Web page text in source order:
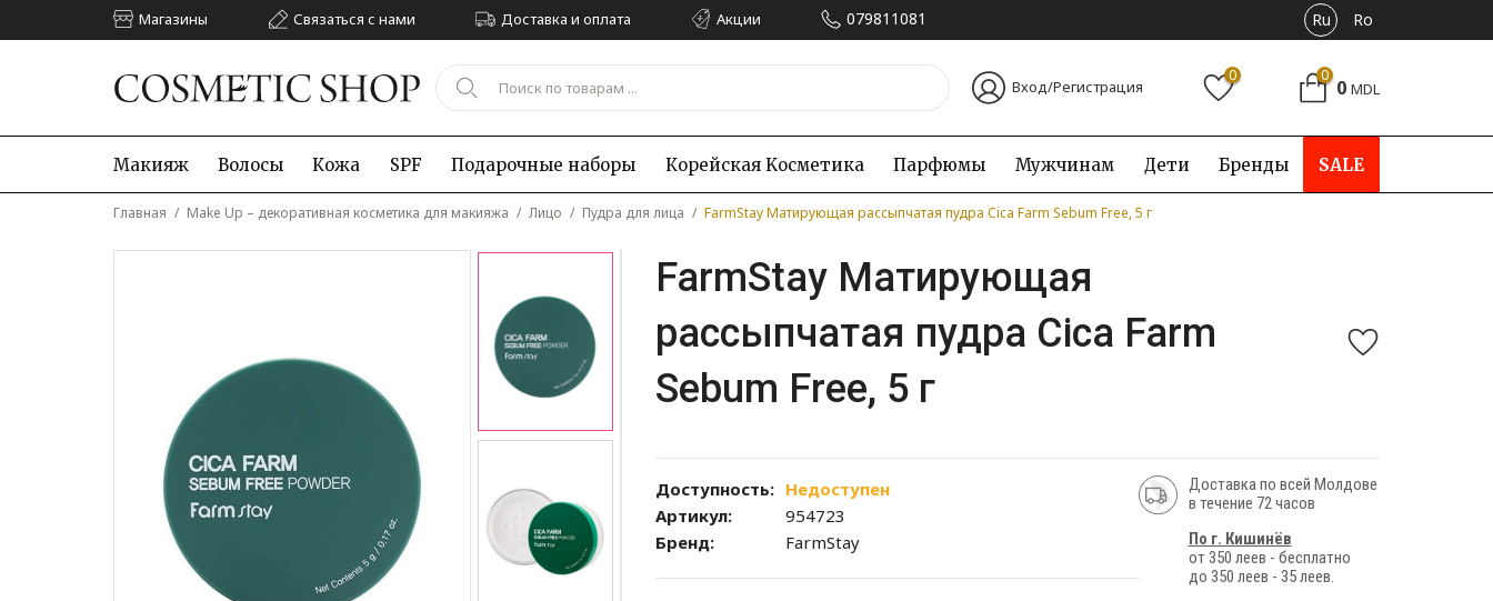
Магазины Связаться с нами Доставка и оплата Акции 079811081 Ru Ro
Вход/Регистрация
0 0 0 MDL
Макияж Волосы Кожа SPF Подарочные наборы Корейская Kосметика Парфюмы Мужчинам Дети Бренды SALE
Главная / Make Up – декоративная косметика для макияжа / Лицо / Пудра для лица / FarmStay Матирующая рассыпчатая пудра Cica Farm Sebum Free, 5 г
FarmStay Матирующая
рассыпчатая пудра Cica Farm
Sebum Free, 5 г
Доступность: Недоступен
Артикул:
954723
Бренд:
FarmStay
Доставка по всей Молдове
в течение 72 часов
По г. Кишинёв
от 350 леев - бесплатно
до 350 леев - 35 леев.